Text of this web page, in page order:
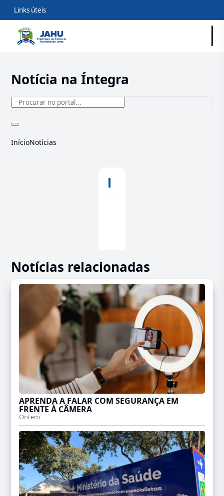
Links úteis
Notícia na Íntegra
InícioNotícias
Notícias relacionadas
APRENDA A FALAR COM SEGURANÇA EM
FRENTE À CÂMERA
Ontem